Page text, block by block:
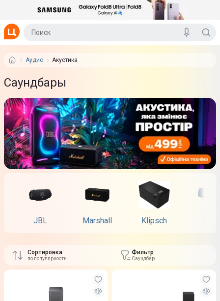
Аудио Акустика
Саундбары
JBL Marshall Klipsch
Сортировка
по популярности
Фильтр
Саундбар